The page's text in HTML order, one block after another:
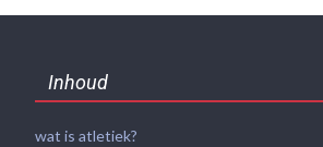
Inhoud
wat is atletiek?